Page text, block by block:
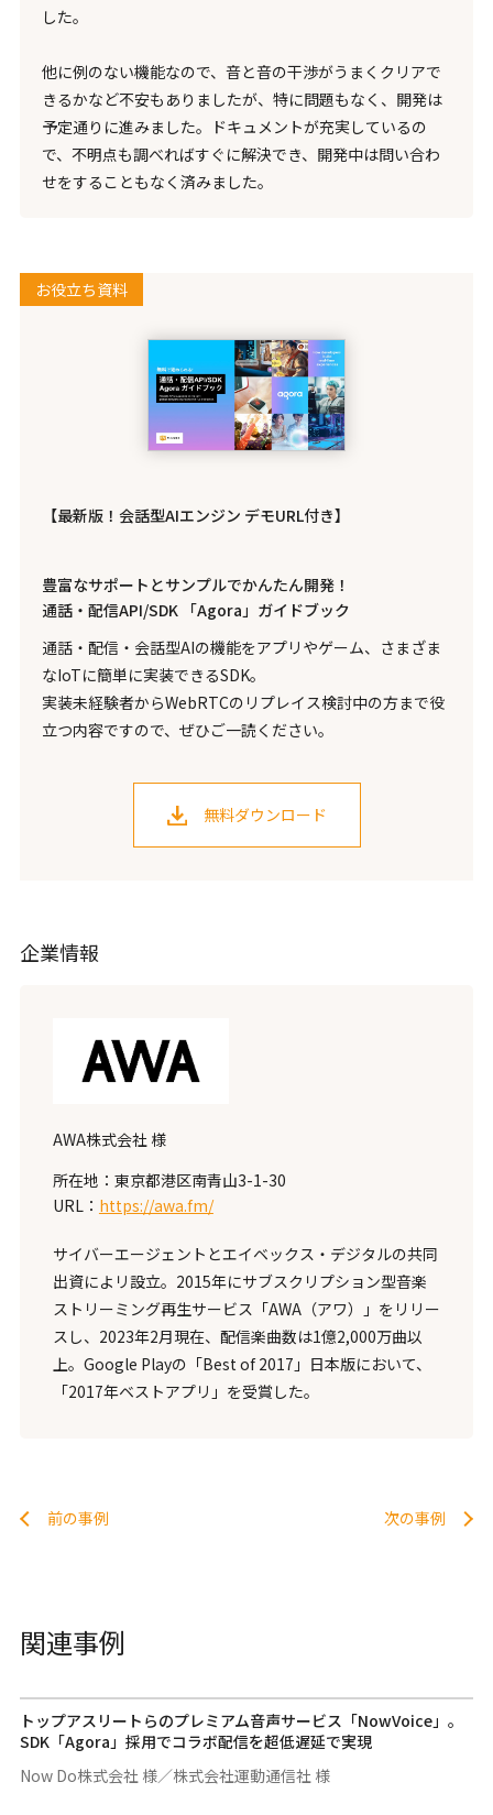
した。
他に例のない機能なので、音と音の干渉がうまくクリアで
きるかなど不安もありましたが、特に問題もなく、開発は
予定通りに進みました。ドキュメントが充実しているの
で、不明点も調べればすぐに解決でき、開発中は問い合わ
せをすることもなく済みました。
お役立ち資料
【最新版！会話型AIエンジン デモURL付き】
豊富なサポートとサンプルでかんたん開発！
通話・配信API/SDK 「Agora」ガイドブック
通話・配信・会話型AIの機能をアプリやゲーム、さまざま
なIoTに簡単に実装できるSDK。
実装未経験者からWebRTCのリプレイス検討中の方まで役
立つ内容ですので、ぜひご一読ください。
無料ダウンロード
企業情報
AWA株式会社 様
所在地：東京都港区南青山3-1-30
URL： https://awa.fm/
サイバーエージェントとエイベックス・デジタルの共同
出資によリ設立。2015年にサブスクリプション型音楽
ストリーミング再生サービス「AWA（アワ）」をリリー
スし、2023年2月現在、配信楽曲数は1億2,000万曲以
上。Google Playの「Best of 2017」日本版において、
「2017年ベストアプリ」を受賞した。
前の事例 次の事例
関連事例
トップアスリートらのプレミアム音声サービス「NowVoice」。
SDK「Agora」採用でコラボ配信を超低遅延で実現
Now Do株式会社 様／株式会社運動通信社 様